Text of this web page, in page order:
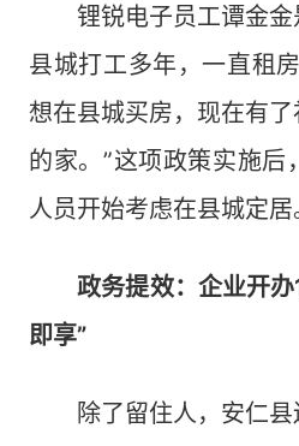
锂锐电子员工谭金金
县城打工多年，一直租
想在县城买房，现在有
的家。”这项政策实施后
人员开始考虑在县城定居
政务提效：企业开
即享”
除了留住人，安仁县